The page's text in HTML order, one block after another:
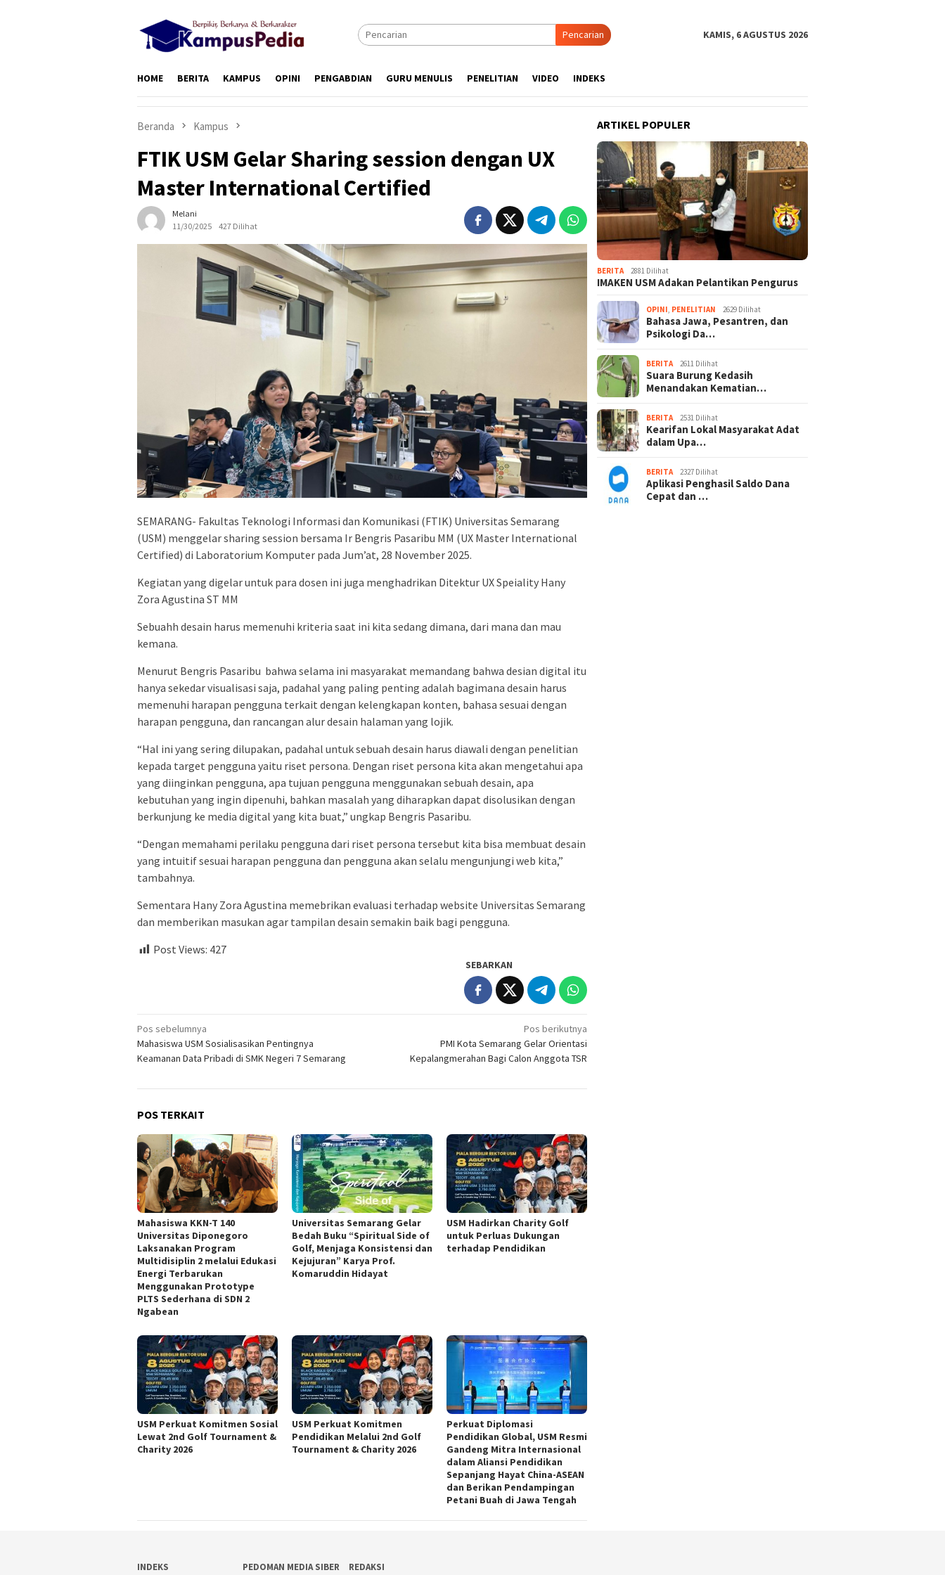
Pencarian KAMIS, 6 AGUSTUS 2026
HOME BERITA KAMPUS OPINI PENGABDIAN GURU MENULIS PENELITIAN VIDEO INDEKS
Beranda Kampus
FTIK USM Gelar Sharing session dengan UX
Master International Certified
Melani
11/30/2025
427 Dilihat
SEMARANG- Fakultas Teknologi Informasi dan Komunikasi (FTIK) Universitas Semarang
(USM) menggelar sharing session bersama Ir Bengris Pasaribu MM (UX Master International
Certified) di Laboratorium Komputer pada Jum’at, 28 November 2025.
Kegiatan yang digelar untuk para dosen ini juga menghadrikan Ditektur UX Speiality Hany
Zora Agustina ST MM
Sebuahh desain harus memenuhi kriteria saat ini kita sedang dimana, dari mana dan mau
kemana.
Menurut Bengris Pasaribu bahwa selama ini masyarakat memandang bahwa desian digital itu
hanya sekedar visualisasi saja, padahal yang paling penting adalah bagimana desain harus
memenuhi harapan pengguna terkait dengan kelengkapan konten, bahasa sesuai dengan
harapan pengguna, dan rancangan alur desain halaman yang lojik.
“Hal ini yang sering dilupakan, padahal untuk sebuah desain harus diawali dengan penelitian
kepada target pengguna yaitu riset persona. Dengan riset persona kita akan mengetahui apa
yang diinginkan pengguna, apa tujuan pengguna menggunakan sebuah desain, apa
kebutuhan yang ingin dipenuhi, bahkan masalah yang diharapkan dapat disolusikan dengan
berkunjung ke media digital yang kita buat,” ungkap Bengris Pasaribu.
“Dengan memahami perilaku pengguna dari riset persona tersebut kita bisa membuat desain
yang intuitif sesuai harapan pengguna dan pengguna akan selalu mengunjungi web kita,”
tambahnya.
Sementara Hany Zora Agustina memebrikan evaluasi terhadap website Universitas Semarang
dan memberikan masukan agar tampilan desain semakin baik bagi pengguna.
Post Views: 427
SEBARKAN
Navigasi
pos
Pos sebelumnya
Mahasiswa USM Sosialisasikan Pentingnya
Keamanan Data Pribadi di SMK Negeri 7 Semarang
Pos berikutnya
PMI Kota Semarang Gelar Orientasi
Kepalangmerahan Bagi Calon Anggota TSR
POS TERKAIT
Mahasiswa KKN-T 140
Universitas Diponegoro
Laksanakan Program
Multidisiplin 2 melalui Edukasi
Energi Terbarukan
Menggunakan Prototype
PLTS Sederhana di SDN 2
Ngabean
Universitas Semarang Gelar
Bedah Buku “Spiritual Side of
Golf, Menjaga Konsistensi dan
Kejujuran” Karya Prof.
Komaruddin Hidayat
USM Hadirkan Charity Golf
untuk Perluas Dukungan
terhadap Pendidikan
USM Perkuat Komitmen Sosial
Lewat 2nd Golf Tournament &
Charity 2026
USM Perkuat Komitmen
Pendidikan Melalui 2nd Golf
Tournament & Charity 2026
Perkuat Diplomasi
Pendidikan Global, USM Resmi
Gandeng Mitra Internasional
dalam Aliansi Pendidikan
Sepanjang Hayat China-ASEAN
dan Berikan Pendampingan
Petani Buah di Jawa Tengah
ARTIKEL POPULER
BERITA 2881 Dilihat
IMAKEN USM Adakan Pelantikan Pengurus
OPINI PENELITIAN 2629 Dilihat
Bahasa Jawa, Pesantren, dan
Psikologi Da…
BERITA 2611 Dilihat
Suara Burung Kedasih
Menandakan Kematian…
BERITA 2531 Dilihat
Kearifan Lokal Masyarakat Adat
dalam Upa…
BERITA 2327 Dilihat
Aplikasi Penghasil Saldo Dana
Cepat dan …
INDEKS PEDOMAN MEDIA SIBER REDAKSI